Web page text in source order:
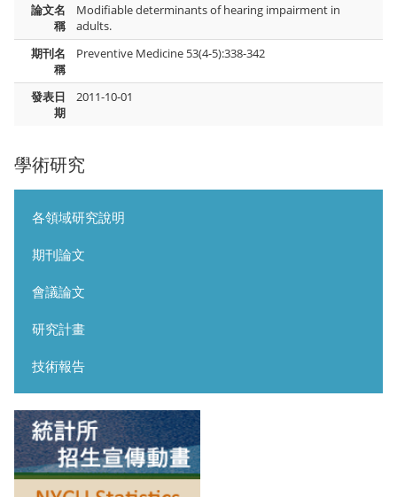
學術研究
各領域研究說明
期刊論文
會議論文
研究計畫
技術報告
論文名
稱
Modifiable determinants of hearing impairment in
adults.
期刊名
稱
Preventive Medicine 53(4-5):338-342
發表日
期
2011-10-01